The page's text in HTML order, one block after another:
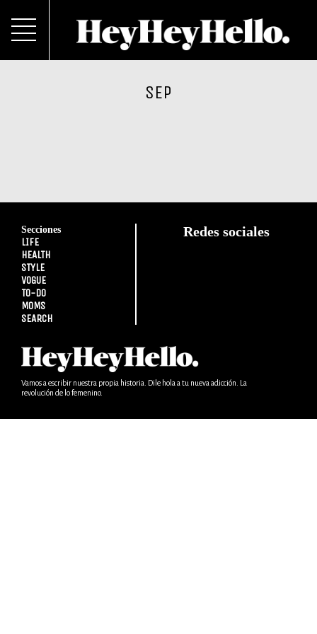
SEP
Secciones
LIFE
HEALTH
STYLE
VOGUE
TO-DO
MOMS
SEARCH
Redes sociales
Vamos a escribir nuestra propia historia. Dile hola a tu nueva adicción. La
revolución de lo femenino.